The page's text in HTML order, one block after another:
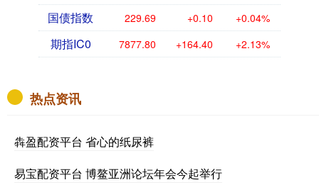
国债指数 229.69 +0.10 +0.04%
期指IC0 7877.80 +164.40 +2.13%
热点资讯
犇盈配资平台 省心的纸尿裤
易宝配资平台 博鳌亚洲论坛年会今起举行